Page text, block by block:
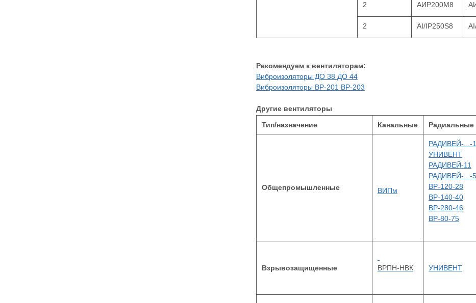
2 АИР200М8
2 AI/IP250S8
Рекомендуем к вентиляторам:
Виброизоляторы ДО 38 ДО 44
Виброизоляторы ВР-201 ВР-203
Другие вентиляторы
Тип/назначение
Канальные Радиальные
Общепромышленные ВИПм
РАДИВЕЙ-...-
УНИВЕНТ
РАДИВЕЙ-11
РАДИВЕЙ-...-
ВР-120-28
ВР-140-40
ВР-280-46
ВР-80-75
Взрывозащищенные ВРПН-НВК УНИВЕНТ